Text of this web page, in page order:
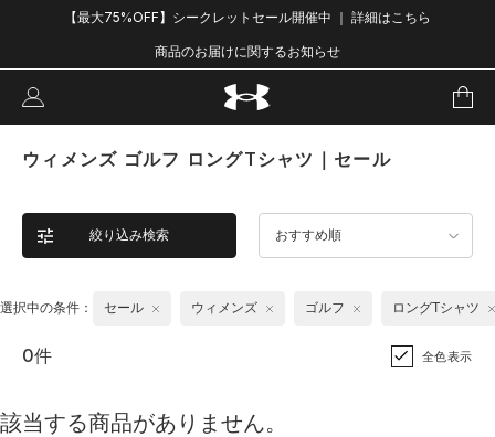
【最大75%OFF】シークレットセール開催中 ｜ 詳細はこちら
商品のお届けに関するお知らせ
ウィメンズ ゴルフ ロングTシャツ｜セール
絞り込み検索 おすすめ順
選択中の条件： セール ウィメンズ ゴルフ ロングTシャツ
0件 全色表示
該当する商品がありません。